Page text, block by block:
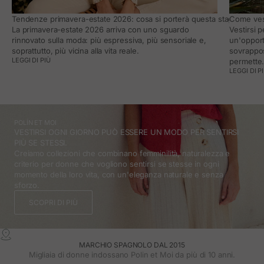
Tendenze primavera-estate 2026: cosa si porterà questa stagione e
La primavera-estate 2026 arriva con uno sguardo
rinnovato sulla moda: più espressiva, più sensoriale e,
soprattutto, più vicina alla vita reale.
LEGGI DI PIÙ
Come
Vestirsi
permette.
LEGGI DI
VESTIRSI OGNI GIORNO PUÒ ESSERE UN MODO PER SENTIRSI
Creiamo collezioni che combinano femminilità, naturalezza e
criterio per donne che vogliono sentirsi se stesse in ogni
momento della loro vita, con un'eleganza naturale e senza
MARCHIO SPAGNOLO DAL 2015
Migliaia di donne indossano Polin et Moi da più di 10 anni.